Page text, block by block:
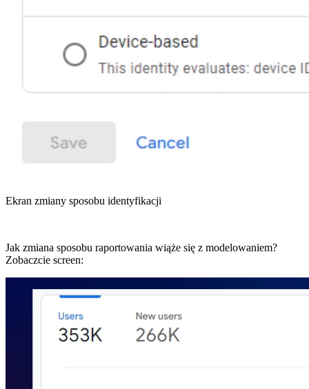
Ekran zmiany sposobu identyfikacji
Jak zmiana sposobu raportowania wiąże się z modelowaniem?
Zobaczcie screen: